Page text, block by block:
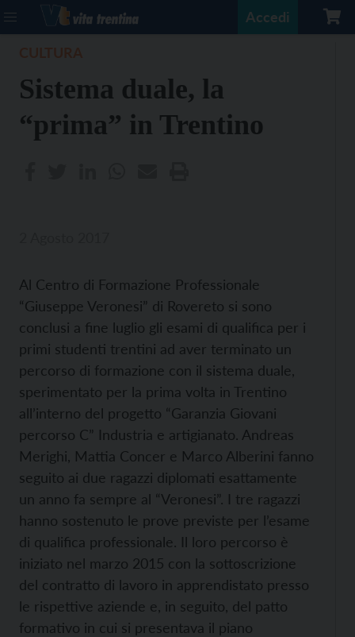
Accedi
Sistema duale, la
“prima” in Trentino
Al Centro di Formazione Professionale
“Giuseppe Veronesi” di Rovereto si sono
conclusi a fine luglio gli esami di qualifica per i
primi studenti trentini ad aver terminato un
percorso di formazione con il sistema duale,
sperimentato per la prima volta in Trentino
all’interno del progetto “Garanzia Giovani
percorso C” Industria e artigianato. Andreas
Merighi, Mattia Concer e Marco Alberini fanno
seguito ai due ragazzi diplomati esattamente
un anno fa sempre al “Veronesi”. I tre ragazzi
hanno sostenuto le prove previste per l’esame
di qualifica professionale. Il loro percorso è
iniziato nel marzo 2015 con la sottoscrizione
del contratto di lavoro in apprendistato presso
le rispettive aziende e, in seguito, del patto
formativo in cui si presentava il piano